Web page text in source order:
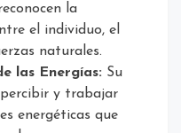
la
el individuo, el
naturales.
las Energías: Su
y trabajar
energéticas que